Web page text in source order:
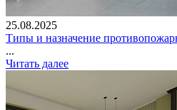
25.08.2025
Типы и назначение
...
Читать далее